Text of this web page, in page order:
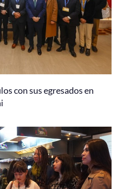
con sus egresados en